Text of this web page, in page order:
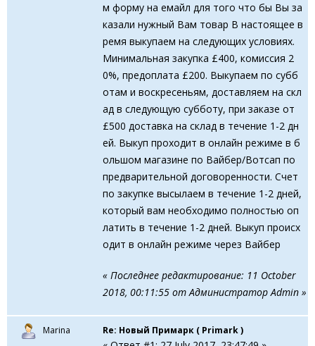
м форму на емайл для того что бы Вы за
казали нужный Вам товар В настоящее в
ремя выкупаем на следующих условиях.
Минимальная закупка £400, комиссия 2
0%, предоплата £200. Выкупаем по субб
отам и воскресеньям, доставляем на скл
ад в следующую субботу, при заказе от
£500 доставка на склад в течение 1-2 дн
ей. Выкуп проходит в онлайн режиме в б
ольшом магазине по Вайбер/Вотсап по
предварительной договоренности. Счет
по закупке высылаем в течение 1-2 дней,
который вам необходимо полностью оп
латить в течение 1-2 дней. Выкуп происx
одит в онлайн режиме через Вайбер
« Последнее редактирование: 11 October
2018, 00:11:55 от Администратор Admin »
Marina Re: Новый Примарк ( Primark )